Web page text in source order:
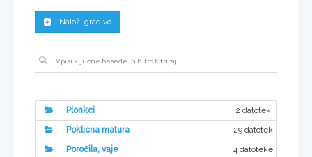
Naloži gradivo
Plonkci 2 datoteki
Poklicna matura 29 datotek
Poročila, vaje 4 datoteke